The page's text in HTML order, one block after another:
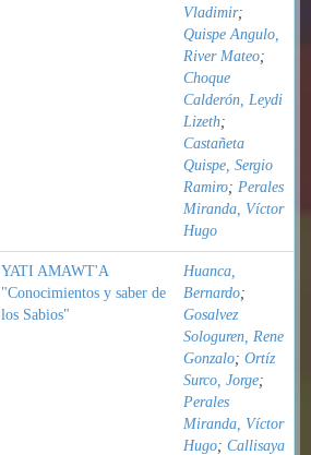
Vladimir;
Quispe Angulo,
River Mateo;
Choque
Calderón, Leydi
Lizeth;
Castañeta
Quispe, Sergio
Ramiro; Perales
Miranda, Víctor
Hugo
YATI AMAWT'A
"Conocimientos y saber de
los Sabios"
Huanca,
Bernardo;
Gosalvez
Sologuren, Rene
Gonzalo; Ortíz
Surco, Jorge;
Perales
Miranda, Víctor
Hugo; Callisaya